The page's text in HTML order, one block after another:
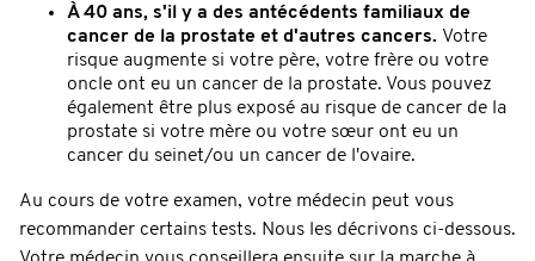
À 40 ans, s'il y a des antécédents familiaux de
cancer de la prostate et d'autres cancers. Votre
risque augmente si votre père, votre frère ou votre
oncle ont eu un cancer de la prostate. Vous pouvez
également être plus exposé au risque de cancer de la
prostate si votre mère ou votre sœur ont eu un
cancer du seinet/ou un cancer de l'ovaire.
Au cours de votre examen, votre médecin peut vous
recommander certains tests. Nous les décrivons ci-dessous.